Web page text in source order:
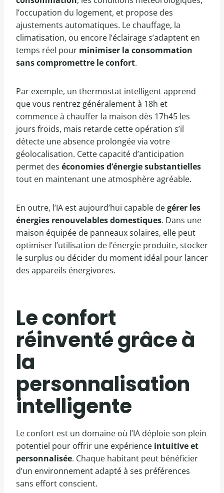
l’occupation du logement, et propose des
ajustements automatiques. Le chauffage, la
climatisation, ou encore l’éclairage s’adaptent en
temps réel pour minimiser la consommation
sans compromettre le confort.
Par exemple, un thermostat intelligent apprend
que vous rentrez généralement à 18h et
commence à chauffer la maison dès 17h45 les
jours froids, mais retarde cette opération s’il
détecte une absence prolongée via votre
géolocalisation. Cette capacité d’anticipation
permet des économies d’énergie substantielles
tout en maintenant une atmosphère agréable.
En outre, l’IA est aujourd’hui capable degérer les
énergies renouvelables domestiques. Dans une
maison équipée de panneaux solaires, elle peut
optimiser l’utilisation de l’énergie produite, stocker
le surplus ou décider du moment idéal pour lancer
des appareils énergivores.
Le confort
réinventé grâce à
la
personnalisation
intelligente
Le confort est un domaine où l’IA déploie son plein
potentiel pour offrir une expérience intuitive et
personnalisée. Chaque habitant peut bénéficier
d’un environnement adapté à ses préférences
sans effort conscient.